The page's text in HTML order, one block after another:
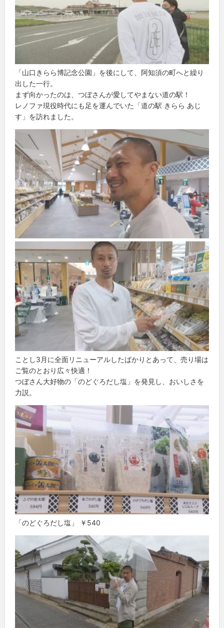
「山口きらら博記念公園」を後にして、阿知須の町へと繰り
出した一行。
まず向かったのは、つぼさんが愛してやまない道の駅！
レノファ現役時代にも足を運んでいた「道の駅 きらら あじ
す」を訪れました。
ことし3月に全面リニューアルしたばかりとあって、売り場は
ご覧のとおり広々快適！
つぼさん大好物の「のどぐろだし塩」を発見し、おいしさを
力説。
「のどぐろだし塩」 ￥540